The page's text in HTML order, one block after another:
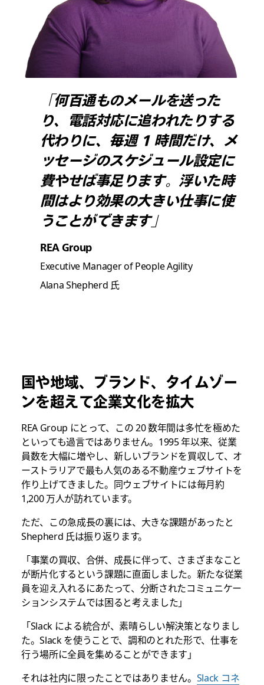
「何百通ものメールを送った
り、電話対応に追われたりする
代わりに、毎週 1 時間だけ、メ
ッセージのスケジュール設定に
費やせば事足ります。浮いた時
間はより効果の大きい仕事に使
うことができます」
REA Group
Executive Manager of People Agility
Alana Shepherd 氏
国や地域、ブランド、タイムゾー
ンを超えて企業文化を拡大
REA Group にとって、この 20 数年間は多忙を極めた
といっても過言ではありません。1995 年以来、従業
員数を大幅に増やし、新しいブランドを買収して、オ
ーストラリアで最も人気のある不動産ウェブサイトを
作り上げてきました。同ウェブサイトには毎月約
1,200 万人が訪れています。
ただ、この急成長の裏には、大きな課題があったと
Shepherd 氏は振り返ります。
「事業の買収、合併、成長に伴って、さまざまなこと
が断片化するという課題に直面しました。新たな従業
員を迎え入れるにあたって、分断されたコミュニケー
ションシステムでは困ると考えました」
「Slack による統合が、素晴らしい解決策となりまし
た。Slack を使うことで、調和のとれた形で、仕事を
行う場所に全員を集めることができます」
それは社内に限ったことではありません。 Slack コネ